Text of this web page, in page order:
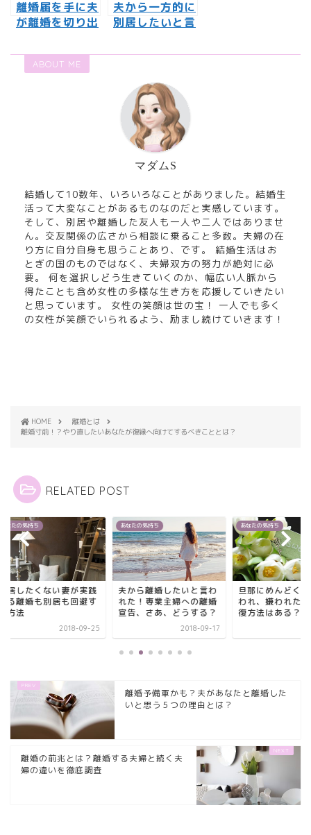
離婚届を手に夫
が離婚を切り出
の可能性は？
夫から一方的に
別居したいと言
ま離婚すること
ABOUT ME
マダムS
結婚して10数年、いろいろなことがありました。結婚生
活って大変なことがあるものなのだと実感しています。
そして、別居や離婚した友人も一人や二人ではありませ
ん。交友関係の広さから相談に乗ること多数。夫婦の在
り方に自分自身も思うことあり、です。 結婚生活はお
とぎの国のものではなく、夫婦双方の努力が絶対に必
要。 何を選択しどう生きていくのか、幅広い人脈から
得たことも含め女性の多様な生き方を応援していきたい
と思っています。 女性の笑顔は世の宝！ 一人でも多く
の女性が笑顔でいられるよう、励まし続けていきます！
HOME
離婚とは
離婚寸前！？やり直したいあなたが復縁へ向けてするべきこととは？
RELATED POST
の気持ち
したくない妻が実践
離婚も別居も回避す
法
2018-09-25
あなたの気持ち
夫から離婚したいと言わ
れた！専業主婦への離婚
宣告、さあ、どうする？
2018-09-17
あなたの気持ち
旦那にめんどくさい
われ、嫌われたとき
復方法はある？
離婚予備軍かも？夫があなたと離婚した
いと思う５つの理由とは？
離婚の前兆とは？離婚する夫婦と続く夫
婦の違いを徹底調査